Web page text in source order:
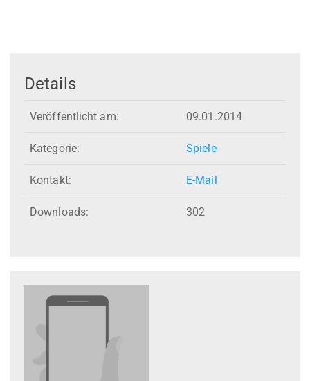
Details
Veröffentlicht am: 09.01.2014
Kategorie: Spiele
Kontakt: E-Mail
Downloads: 302